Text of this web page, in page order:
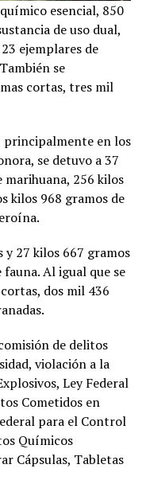
esencial, 850
de uso dual,
ejemplares de
se
cortas, tres mil
principalmente en los
se detuvo a 37
marihuana, 256 kilos
kilos 968 gramos de
27 kilos 667 gramos
Al igual que se
dos mil 436
de delitos
violación a la
Ley Federal
Cometidos en
para el Control
Químicos
Cápsulas, Tabletas